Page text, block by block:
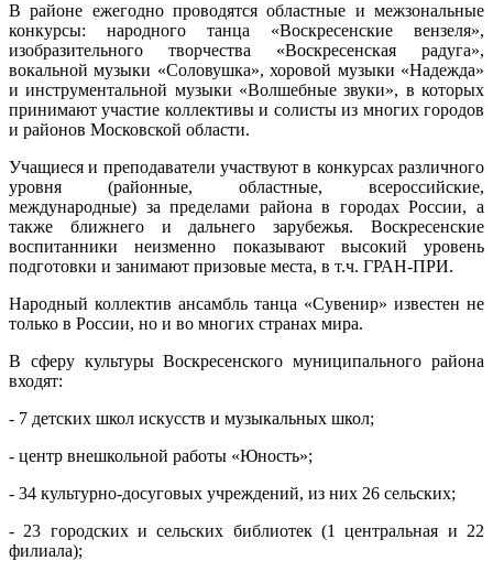
В районе ежегодно проводятся областные и межзональные
конкурсы: народного танца «Воскресенские вензеля»,
изобразительного творчества «Воскресенская радуга»,
вокальной музыки «Соловушка», хоровой музыки «Надежда»
и инструментальной музыки «Волшебные звуки», в которых
принимают участие коллективы и солисты из многих городов
и районов Московской области.
Учащиеся и преподаватели участвуют в конкурсах различного
уровня (районные, областные, всероссийские,
международные) за пределами района в городах России, а
также ближнего и дальнего зарубежья. Воскресенские
воспитанники неизменно показывают высокий уровень
подготовки и занимают призовые места, в т.ч. ГРАН-ПРИ.
Народный коллектив ансамбль танца «Сувенир» известен не
только в России, но и во многих странах мира.
В сферу культуры Воскресенского муниципального района
входят:
- 7 детских школ искусств и музыкальных школ;
- центр внешкольной работы «Юность»;
- 34 культурно-досуговых учреждений, из них 26 сельских;
- 23 городских и сельских библиотек (1 центральная и 22
филиала);